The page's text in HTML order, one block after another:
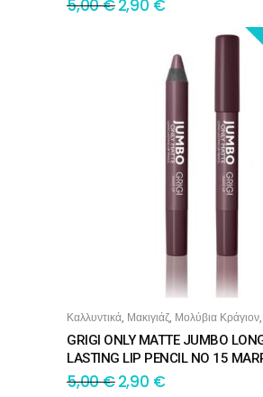
5,00€2,90 €
ΠΡΟΣΘΉΚΗ ΣΤΟ ΚΑΛΆΘΙ
Καλλυντικά, Μακιγιάζ, Μολύβια Κράγιον,
GRIGI ONLY MATTE JUMBO
LASTING LIP PENCIL NO 15
5,00€2,90 €